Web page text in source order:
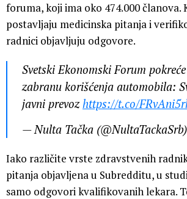
foruma, koji ima oko 474.000 članova.
postavljaju medicinska pitanja i
radnici objavljuju odgovore.
Svetski Ekonomski Forum
zabranu korišćenja automobila:
javni prevozhttps://t.co/
— Nulta Tačka (@NultaTackaSrb)
Iako različite vrste zdravstvenih
pitanja objavljena u Subredditu, u
samo odgovori kvalifikovanih lekara.